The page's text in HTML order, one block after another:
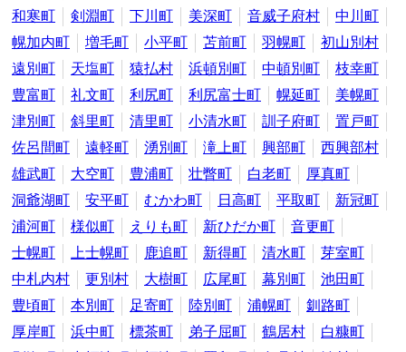
和寒町
剣淵町 下川町 美深町 音威子府村
中川町
幌加内町
増毛町 小平町 苫前町 羽幌町
初山別村
遠別町
天塩町 猿払村 浜頓別町 中頓別町
枝幸町
豊富町
礼文町 利尻町 利尻富士町 幌延町
美幌町
津別町
斜里町 清里町 小清水町 訓子府町
置戸町
佐呂間町
遠軽町 湧別町 滝上町 興部町
西興部村
雄武町
大空町 豊浦町 壮瞥町 白老町
厚真町
洞爺湖町
安平町 むかわ町 日高町 平取町
新冠町
浦河町
様似町 えりも町 新ひだか町
音更町
士幌町
上士幌町 鹿追町 新得町 清水町
芽室町
中札内村
更別村 大樹町 広尾町 幕別町
池田町
豊頃町
本別町 足寄町 陸別町 浦幌町
釧路町
厚岸町
浜中町 標茶町 弟子屈町 鶴居村
白糠町